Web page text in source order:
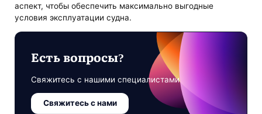
аспект, чтобы обеспечить максимально выгодные
условия эксплуатации судна.
Есть вопросы?
Свяжитесь с нашими специалистами
Свяжитесь с нами